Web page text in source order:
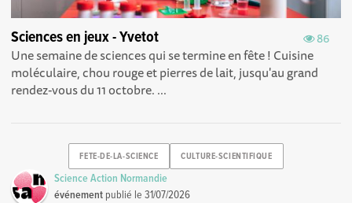
86
Sciences en jeux - Yvetot
Une semaine de sciences qui se termine en fête ! Cuisine
moléculaire, chou rouge et pierres de lait, jusqu'au grand
rendez-vous du 11 octobre. ...
FETE-DE-LA-SCIENCE CULTURE-SCIENTIFIQUE
Science Action Normandie
événement publié le31/07/2026